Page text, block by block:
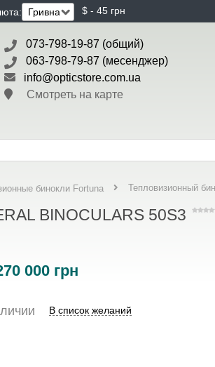
$ - 45 грн
073-798-19-87 (общий)
063-798-79-87 (месенджер)
info@opticstore.com.ua
Смотреть на карте
бинокли Fortuna Тепловизионный
BINOCULARS 50S3
000 грн
В список желаний